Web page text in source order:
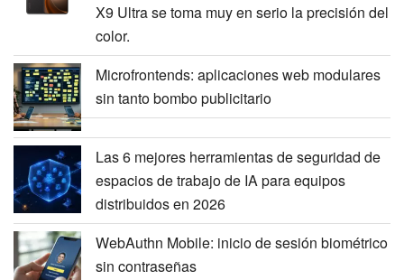
X9 Ultra se toma muy en serio la precisión del
color.
Microfrontends: aplicaciones web modulares
sin tanto bombo publicitario
Las 6 mejores herramientas de seguridad de
espacios de trabajo de IA para equipos
distribuidos en 2026
WebAuthn Mobile: inicio de sesión biométrico
sin contraseñas